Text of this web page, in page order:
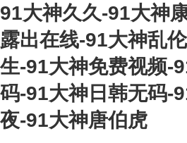
91大神久久-91大神
露出在线-91大神乱
生-91大神免费视频-
码-91大神日韩无码-
夜-91大神唐伯虎